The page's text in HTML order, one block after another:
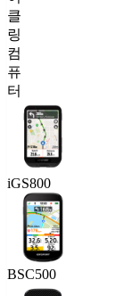
클
링
컴
퓨
터
iGS800
BSC500